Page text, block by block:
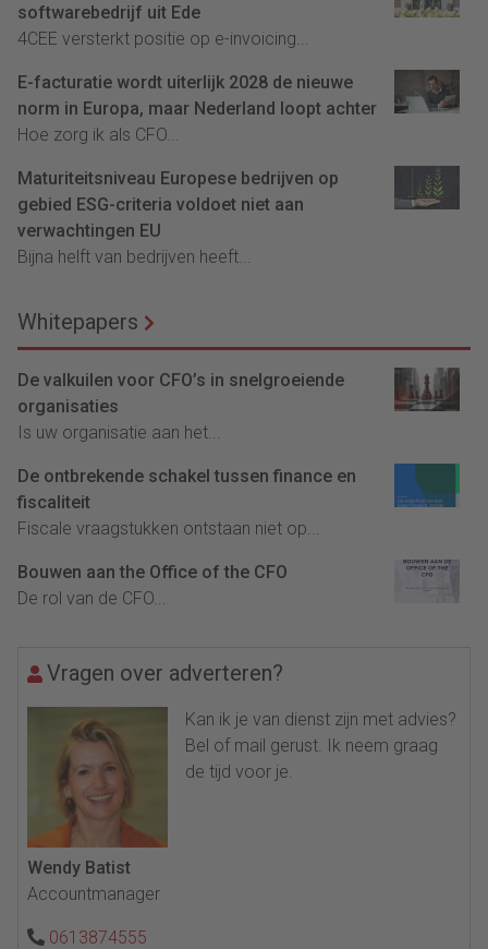
softwarebedrijf uit Ede
4CEE versterkt positie op e-invoicing...
E-facturatie wordt uiterlijk 2028 de nieuwe
norm in Europa, maar Nederland loopt achter
Hoe zorg ik als CFO...
Maturiteitsniveau Europese bedrijven op
gebied ESG-criteria voldoet niet aan
verwachtingen EU
Bijna helft van bedrijven heeft...
Whitepapers
De valkuilen voor CFO’s in snelgroeiende
organisaties
Is uw organisatie aan het...
De ontbrekende schakel tussen finance en
fiscaliteit
Fiscale vraagstukken ontstaan niet op...
Bouwen aan the Office of the CFO
De rol van de CFO...
Vragen over adverteren?
Kan ik je van dienst zijn met advies?
Bel of mail gerust. Ik neem graag
de tijd voor je.
Wendy Batist
Accountmanager
0613874555